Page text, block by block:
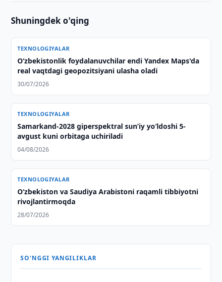
Shuningdek o'qing
TEXNOLOGIYALAR
O‘zbekistonlik foydalanuvchilar endi Yandex Maps'da
real vaqtdagi geopozitsiyani ulasha oladi
30/07/2026
TEXNOLOGIYALAR
Samarkand-2028 giperspektral sun’iy yo‘ldoshi 5-
avgust kuni orbitaga uchiriladi
04/08/2026
TEXNOLOGIYALAR
Oʻzbekiston va Saudiya Arabistoni raqamli tibbiyotni
rivojlantirmoqda
28/07/2026
SO'NGGI YANGILIKLAR